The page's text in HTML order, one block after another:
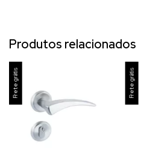
Produtos relacionados
Frete grátis Frete grátis